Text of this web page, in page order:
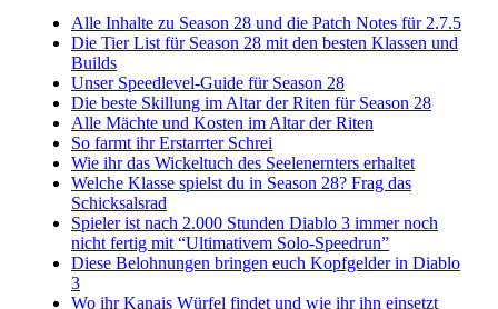
Alle Inhalte zu Season 28 und die Patch Notes für 2.7.5
Die Tier List für Season 28 mit den besten Klassen und
Builds
Unser Speedlevel-Guide für Season 28
Die beste Skillung im Altar der Riten für Season 28
Alle Mächte und Kosten im Altar der Riten
So farmt ihr Erstarrter Schrei
Wie ihr das Wickeltuch des Seelenernters erhaltet
Welche Klasse spielst du in Season 28? Frag das
Schicksalsrad
Spieler ist nach 2.000 Stunden Diablo 3 immer noch
nicht fertig mit “Ultimativem Solo-Speedrun”
Diese Belohnungen bringen euch Kopfgelder in Diablo
3
Wo ihr Kanais Würfel findet und wie ihr ihn einsetzt